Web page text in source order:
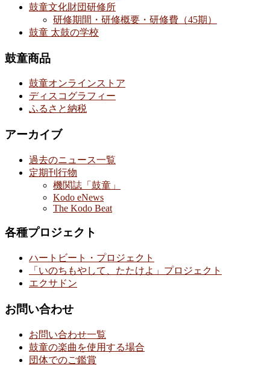
鼓童文化財団研修所
研修期間・研修概要・研修費（45期）
鼓童 太鼓の学校
鼓童商品
鼓童オンラインストア
ディスコグラフィー
ふるさと納税
アーカイブ
過去のニュース一覧
定期刊行物
機関誌「鼓童」
Kodo eNews
The Kodo Beat
各種プロジェクト
ハートビート・プロジェクト
「いのちもやして、たたけよ」プロジェクト
エクサドン
お問い合わせ
お問い合わせ一覧
鼓童の楽曲を使用する場合
団体でのご鑑賞